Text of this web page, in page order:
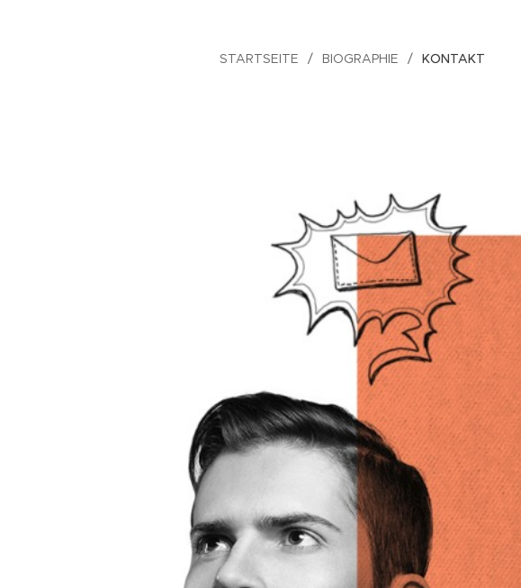
STARTSEITE BIOGRAPHIE KONTAKT